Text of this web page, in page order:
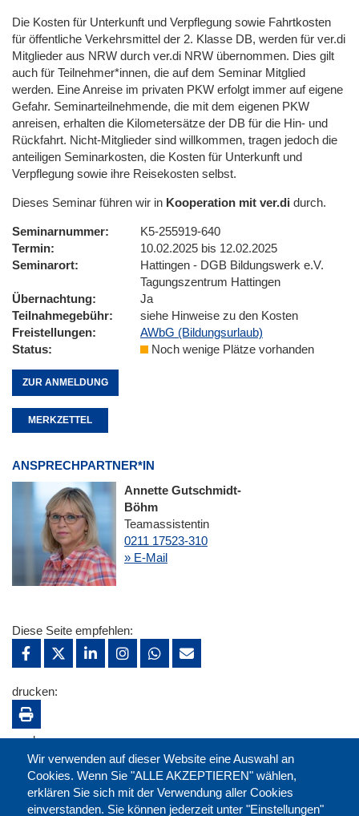
Die Kosten für Unterkunft und Verpflegung sowie Fahrtkosten
für öffentliche Verkehrsmittel der 2. Klasse DB, werden für ver.di
Mitglieder aus NRW durch ver.di NRW übernommen. Dies gilt
auch für Teilnehmer*innen, die auf dem Seminar Mitglied
werden. Eine Anreise im privaten PKW erfolgt immer auf eigene
Gefahr. Seminarteilnehmende, die mit dem eigenen PKW
anreisen, erhalten die Kilometersätze der DB für die Hin- und
Rückfahrt. Nicht-Mitglieder sind willkommen, tragen jedoch die
anteiligen Seminarkosten, die Kosten für Unterkunft und
Verpflegung sowie ihre Reisekosten selbst.
Dieses Seminar führen wir in Kooperation mit ver.di durch.
Seminarnummer
K5-255919-640
Termin
10.02.2025 bis 12.02.2025
Seminarort
Hattingen - DGB Bildungswerk e.V.
Tagungszentrum Hattingen
Übernachtung
Ja
Teilnahmegebühr
siehe Hinweise zu den Kosten
Freistellungen
AWbG (Bildungsurlaub)
Status
Noch wenige Plätze vorhanden
ZUR ANMELDUNG
MERKZETTEL
ANSPRECHPARTNER*IN
Annette Gutschmidt-
Böhm
Teamassistentin
0211 17523-310
» E-Mail
Wir verwenden auf dieser Website eine Auswahl an
Cookies. Wenn Sie "ALLE AKZEPTIEREN" wählen,
erklären Sie sich mit der Verwendung aller Cookies
einverstanden. Sie können jederzeit unter "Einstellungen"
Diese Seite empfehlen:
drucken:
merken: